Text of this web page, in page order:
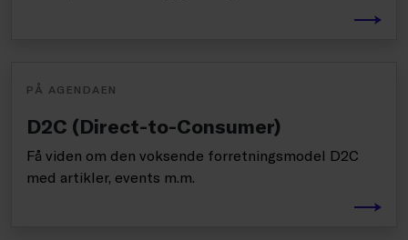
PÅ AGENDAEN
D2C (Direct-to-Consumer)
Få viden om den voksende forretningsmodel D2C
med artikler, events m.m.